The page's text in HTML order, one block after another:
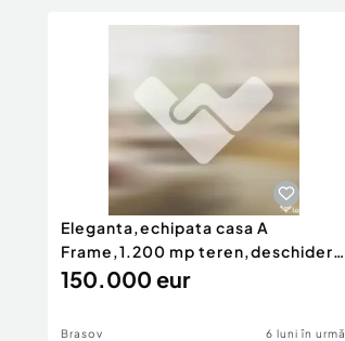
Eleganta,echipata casa A
Frame,1.200 mp teren,deschidere
Pia
150.000 eur
Brasov 6 luni în urmă